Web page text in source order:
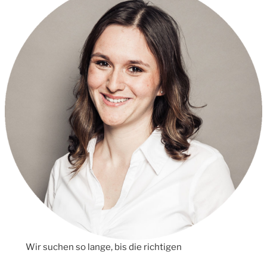
Wir suchen so lange, bis die richtigen